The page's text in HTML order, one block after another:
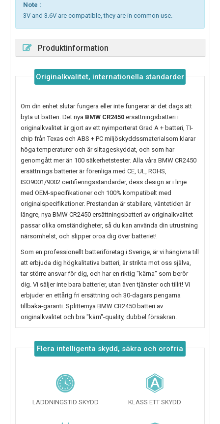
Note :
3V and 3.6V are compatible, they are in common use.
Produktinformation
Originalkvalitet, internationella standarder
Om din enhet slutar fungera eller inte fungerar är det dags att
byta ut batteri. Det nya BMW CR2450 ersättningsbatteri i
originalkvalitet är gjort av ett nyimporterat Grad A + batteri, TI-
chip från Texas och ABS + PC miljöskyddssmaterialsom klarar
höga temperaturer och är slitageskyddat, och som har
genomgått mer än 100 säkerhetstester. Alla våra BMW CR2450
ersättnings batterier är förenliga med CE, UL, ROHS,
ISO9001/9002 certifieringsstandarder, dess design är i linje
med OEM-specifikationer och 100% kompatibelt med
originalspecifikationer. Prestandan är stabilare, väntetiden är
längre, nya BMW CR2450 ersättningsbatteri av originalkvalitet
passar olika omständigheter, så du kan använda din utrustning
närsomhelst, och slipper oroa dig över batteriet!
Som en professionellt batteriföretag i Sverige, är vi hängivna till
att erbjuda dig högkalitativa batteri, är strikta mot oss själva,
tar större ansvar för dig, och har en riktig "kärna" som berör
dig. Vi säljer inte bara batterier, utan även tjänster och tillit! Vi
erbjuder en ettårig fri ersättning och 30-dagars pengarna
tillbaka-garanti. Splitternya BMW CR2450 batteri av
originalkvalitet och bra "kärn"-quality, dubbel försäkran.
Flera intelligenta skydd, säkra och orofria
LADDNINGSTID SKYDD KLASS ETT SKYDD